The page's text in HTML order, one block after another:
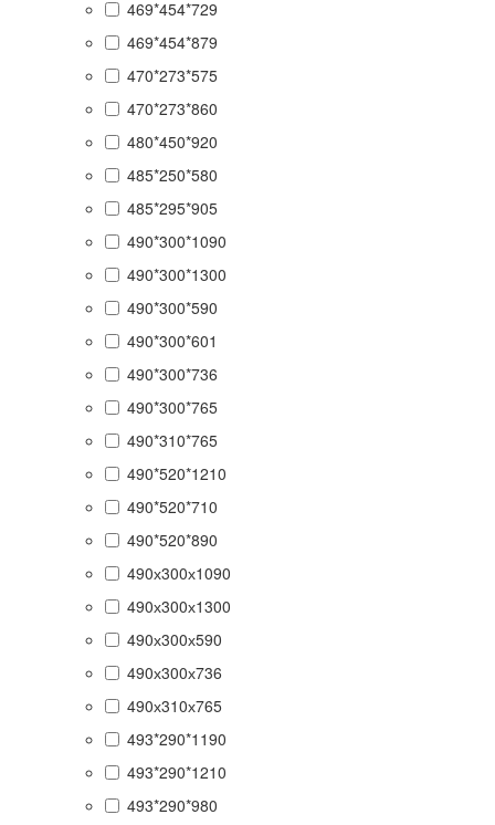
469*454*729
469*454*879
470*273*575
470*273*860
480*450*920
485*250*580
485*295*905
490*300*1090
490*300*1300
490*300*590
490*300*601
490*300*736
490*300*765
490*310*765
490*520*1210
490*520*710
490*520*890
490х300х1090
490х300х1300
490х300х590
490х300х736
490х310х765
493*290*1190
493*290*1210
493*290*980